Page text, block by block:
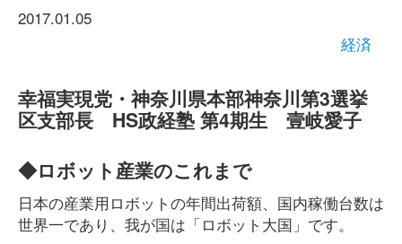
2017.01.05
経済
幸福実現党・神奈川県本部神奈川第3選挙
区支部長 HS政経塾 第4期生 壹岐愛子
◆ロボット産業のこれまで
日本の産業用ロボットの年間出荷額、国内稼働台数は
世界一であり、我が国は「ロボット大国」です。